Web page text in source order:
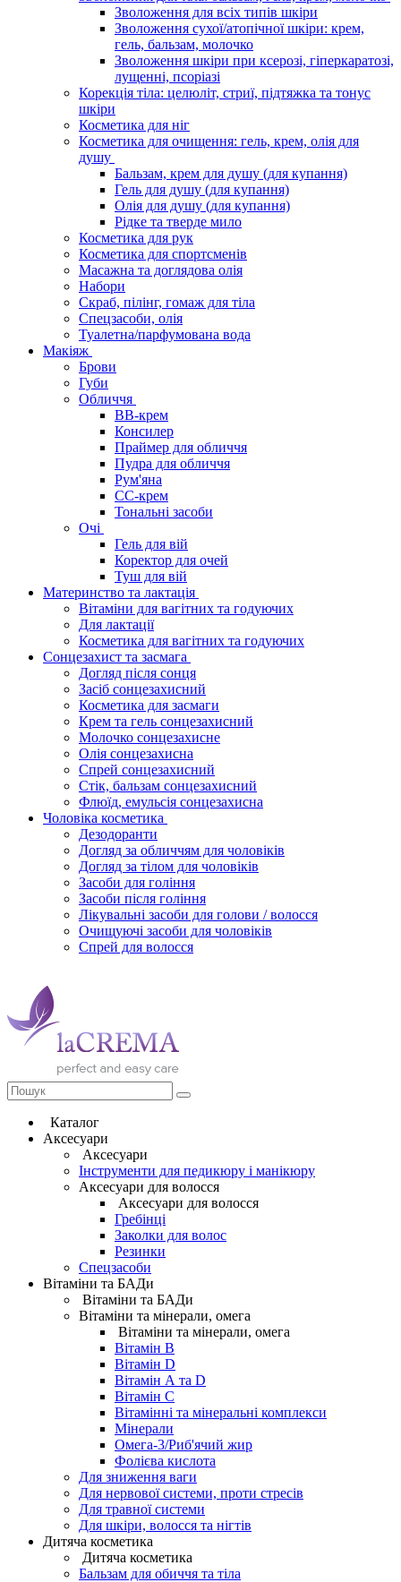
Зволоження для всіх типів шкіри
Зволоження сухої/атопічної шкіри: крем,
гель, бальзам, молочко
Зволоження шкіри при ксерозі, гіперкаратозі,
лущенні, псоріазі
Корекція тіла: целюліт, стриї, підтяжка та тонус
шкіри
Косметика для ніг
Косметика для очищення: гель, крем, олія для
душу
Бальзам, крем для душу (для купання)
Гель для душу (для купання)
Олія для душу (для купання)
Рідке та тверде мило
Косметика для рук
Косметика для спортсменів
Масажна та доглядова олія
Набори
Скраб, пілінг, гомаж для тіла
Спецзасоби, олія
Туалетна/парфумована вода
Макіяж
Брови
Губи
Обличчя
BB-крем
Консилер
Праймер для обличчя
Пудра для обличчя
Рум'яна
СС-крем
Тональні засоби
Очі
Гель для вій
Коректор для очей
Туш для вій
Материнство та лактація
Вітаміни для вагітних та годуючих
Для лактації
Косметика для вагітних та годуючих
Сонцезахист та засмага
Догляд після сонця
Засіб сонцезахисний
Косметика для засмаги
Крем та гель сонцезахисний
Молочко сонцезахисне
Олія сонцезахисна
Спрей сонцезахисний
Стік, бальзам сонцезахисний
Флюїд, емульсія сонцезахисна
Чоловіка косметика
Дезодоранти
Догляд за обличчям для чоловіків
Догляд за тілом для чоловіків
Засоби для гоління
Засоби після гоління
Лікувальні засоби для голови / волосся
Очищуючі засоби для чоловіків
Спрей для волосся
Каталог
Аксесуари
Аксесуари
Інструменти для педикюру і манікюру
Аксесуари для волосся
Аксесуари для волосся
Гребінці
Заколки для волос
Резинки
Спецзасоби
Вітаміни та БАДи
Вітаміни та БАДи
Вітаміни та мінерали, омега
Вітаміни та мінерали, омега
Вітамін B
Вітамін D
Вітамін А та D
Вітамін С
Вітамінні та мінеральні комплекси
Мінерали
Омега-3/Риб'ячий жир
Фолієва кислота
Для зниження ваги
Для нервової системи, проти стресів
Для травної системи
Для шкіри, волосся та нігтів
Дитяча косметика
Дитяча косметика
Бальзам для обиччя та тіла